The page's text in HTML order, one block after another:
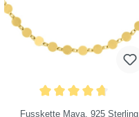
Fusskette Maya, 925 Sterling